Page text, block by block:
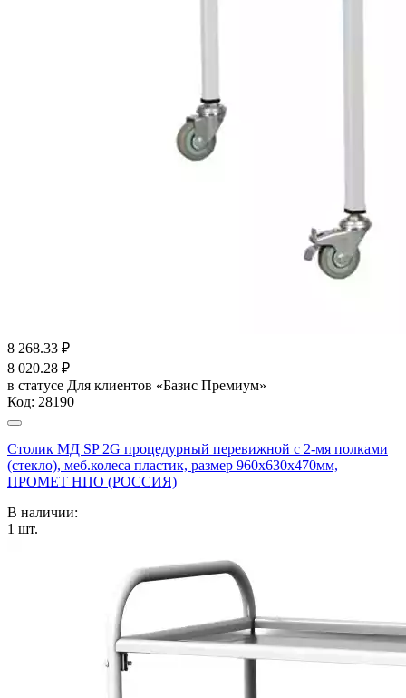
8 268.33 ₽
8 020.28 ₽
в статусе Для клиентов «Базис Премиум»
Код: 28190
Столик МД SP 2G процедурный перевижной с 2-мя полками
(стекло), меб.колеса пластик, размер 960x630x470мм,
ПРОМЕТ НПО (РОССИЯ)
В наличии:
1 шт.